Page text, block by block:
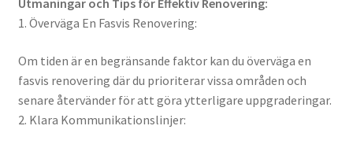
Utmaningar och Tips för Effektiv Renovering:
1. Överväga En Fasvis Renovering:
Om tiden är en begränsande faktor kan du överväga en
fasvis renovering där du prioriterar vissa områden och
senare återvänder för att göra ytterligare uppgraderingar.
2. Klara Kommunikationslinjer: